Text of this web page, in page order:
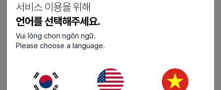
서비스 이용을 위해
언어를 선택해주세요.
Vui lòng chọn ngôn ngữ.
Please choose a language.
더보기
Step 05 비자 발급 인정서
비자 발급 인정서
비자 발급 인정서를 근로자에게 제공하면, 이를 근거로 근로자는 비자를